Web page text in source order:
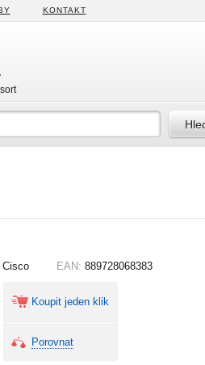
KONTAKT
Cisco EAN: 889728068383
Koupit jeden klik
Porovnat